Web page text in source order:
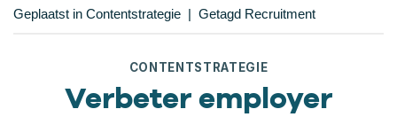
Geplaatst in Contentstrategie | Getagd Recruitment
CONTENTSTRATEGIE
Verbeter employer